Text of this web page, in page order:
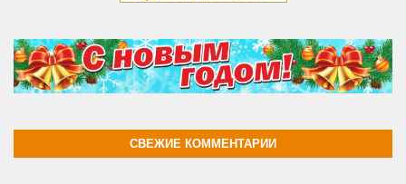
СВЕЖИЕ КОММЕНТАРИИ